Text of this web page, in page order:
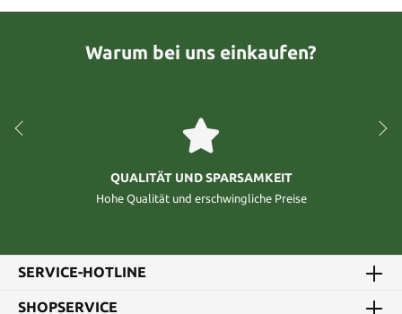
Warum bei uns einkaufen?
QUALITÄT UND SPARSAMKEIT
Hohe Qualität und erschwingliche Preise
SERVICE-HOTLINE
SHOPSERVICE